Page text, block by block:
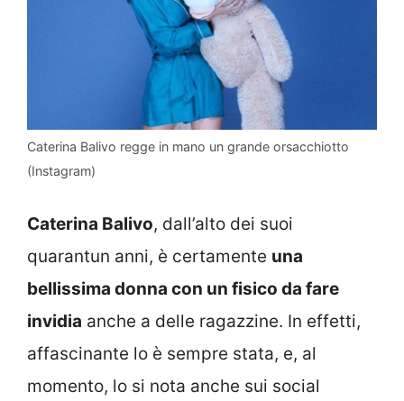
Caterina Balivo regge in mano un grande orsacchiotto
(Instagram)
Caterina Balivo, dall’alto dei suoi
quarantun anni, è certamente una
bellissima donna con un fisico da fare
invidia anche a delle ragazzine. In effetti,
affascinante lo è sempre stata, e, al
momento, lo si nota anche sui social